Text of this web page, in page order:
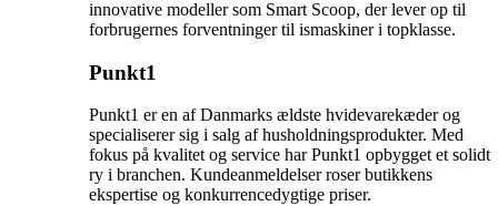
innovative modeller som Smart Scoop, der lever op til
forbrugernes forventninger til ismaskiner i topklasse.
Punkt1
Punkt1 er en af Danmarks ældste hvidevarekæder og
specialiserer sig i salg af husholdningsprodukter. Med
fokus på kvalitet og service har Punkt1 opbygget et solidt
ry i branchen. Kundeanmeldelser roser butikkens
ekspertise og konkurrencedygtige priser.